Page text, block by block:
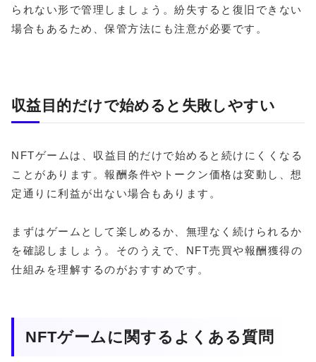
られない形で管理しましょう。紛失すると復旧できない
場合もあるため、保管方法にも注意が必要です。
収益目的だけで始めると失敗しやすい
NFTゲームは、収益目的だけで始めると続けにくくなる
ことがあります。報酬条件やトークン価格は変動し、想
定通りに利益が出ない場合もあります。
まずはゲームとして楽しめるか、無理なく続けられるか
を確認しましょう。そのうえで、NFT売買や報酬獲得の
仕組みを理解するのがおすすめです。
NFTゲームに関するよくある質問